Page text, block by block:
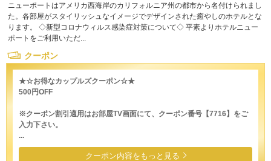
ニューポートはアメリカ西海岸のカリフォルニア州の都市から名付けられまし
た。各部屋がスタイリッシュなイメージでデザインされた癒やしのホテルとな
ります。 ◇新型コロナウィルス感染症対策について◇ 平素よりホテルニュー
ポートをご利用いただ...
クーポン
★☆お得なカップルズクーポン☆★
500円OFF
※クーポン割引適用はお部屋TV画面にて、クーポン番号【7716】をご
入力下さい。
...
クーポン内容をもっと見る